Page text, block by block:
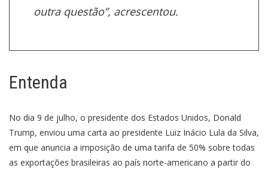
outra questão”, acrescentou.
Entenda
No dia 9 de julho, o presidente dos Estados Unidos, Donald
Trump, enviou uma carta ao presidente Luiz Inácio Lula da Silva,
em que anuncia a imposição de uma tarifa de 50% sobre todas
as exportações brasileiras ao país norte-americano a partir do